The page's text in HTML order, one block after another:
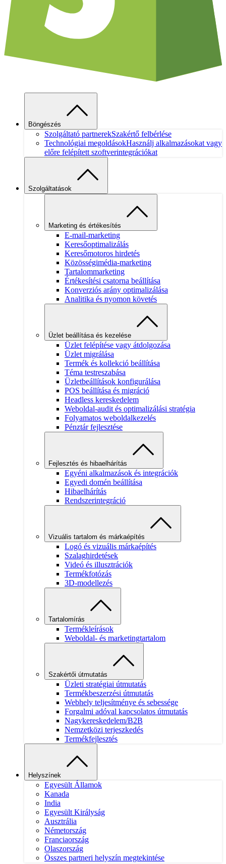
Böngészés
Szolgáltató partnerekSzakértő felbérlése
Technológiai megoldásokHasználj alkalmazásokat vagy
előre felépített szoftverintegrációkat
Szolgáltatások
Marketing és értékesítés
E-mail-marketing
Keresőoptimalizálás
Keresőmotoros hirdetés
Közösségimédia-marketing
Tartalommarketing
Értékesítési csatorna beállítása
Konverziós arány optimalizálása
Analitika és nyomon követés
Üzlet beállítása és kezelése
Üzlet felépítése vagy átdolgozása
Üzlet migrálása
Termék és kollekció beállítása
Téma testreszabása
Üzletbeállítások konfigurálása
POS beállítása és migráció
Headless kereskedelem
Weboldal-audit és optimalizálási stratégia
Folyamatos weboldalkezelés
Pénztár fejlesztése
Fejlesztés és hibaelhárítás
Egyéni alkalmazások és integrációk
Egyedi domén beállítása
Hibaelhárítás
Rendszerintegráció
Vizuális tartalom és márkaépítés
Logó és vizuális márkaépítés
Szalaghirdetések
Videó és illusztrációk
Termékfotózás
3D-modellezés
Tartalomírás
Termékleírások
Weboldal- és marketingtartalom
Szakértői útmutatás
Üzleti stratégiai útmutatás
Termékbeszerzési útmutatás
Webhely teljesítménye és sebessége
Forgalmi adóval kapcsolatos útmutatás
Nagykereskedelem/B2B
Nemzetközi terjeszkedés
Termékfejlesztés
Helyszínek
Egyesült Államok
Kanada
India
Egyesült Királyság
Ausztrália
Németország
Franciaország
Olaszország
Összes partneri helyszín megtekintése